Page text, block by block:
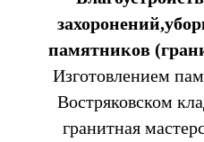
памятников
Изготовлением
Востряковском
гранитная